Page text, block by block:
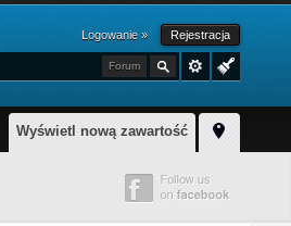
Logowanie » Rejestracja
Forum
Wyświetl nową zawartość